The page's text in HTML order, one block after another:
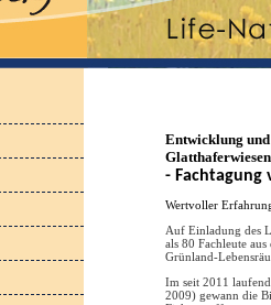
Entwicklung
- Fachtagung
Wertvoller
Auf Einladung des
als 80 Fachleute
Grünland-
Im seit 2011
2009) gewann die